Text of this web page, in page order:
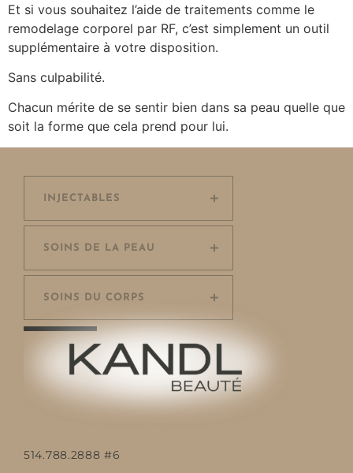
Et si vous souhaitez l’aide de traitements comme le
remodelage corporel par RF, c’est simplement un outil
supplémentaire à votre disposition.
Sans culpabilité.
Chacun mérite de se sentir bien dans sa peau quelle que
soit la forme que cela prend pour lui.
INJECTABLES
SOINS DE LA PEAU
SOINS DU CORPS
514.788.2888 #6